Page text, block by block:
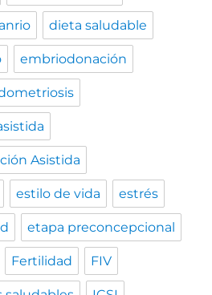
dieta saludable
embriodonación
Asistida
estilo de vida estrés
etapa preconcepcional
Fertilidad FIV